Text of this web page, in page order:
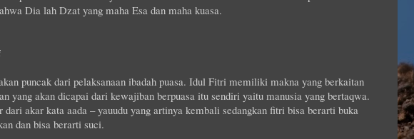
Dia lah Dzat yang maha Esa dan maha kuasa.
puncak dari pelaksanaan ibadah puasa. Idul Fitri memiliki makna yang berkaitan
yang akan dicapai dari kewajiban berpuasa itu sendiri yaitu manusia yang bertaqwa.
dari akar kata aada – yauudu yang artinya kembali sedangkan fitri bisa berarti buka
dan bisa berarti suci.